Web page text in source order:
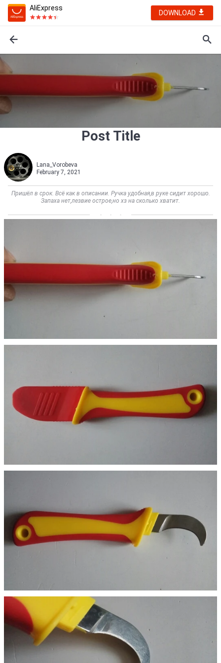
AliExpress
DOWNLOAD
Post Title
Lana_Vorobeva
February 7, 2021
Пришёл в срок. Всё как в описании. Ручка удобная,в руке сидит хорошо.
Запаха нет,лезвие острое,но хз на сколько хватит.